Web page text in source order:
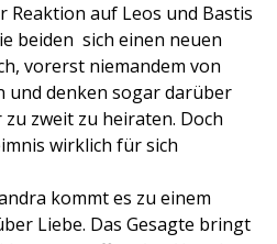
Reaktion auf Leos und Bastis
beiden sich einen neuen
vorerst niemandem von
und denken sogar darüber
zweit zu heiraten. Doch
wirklich für sich
kommt es zu einem
Liebe. Das Gesagte bringt